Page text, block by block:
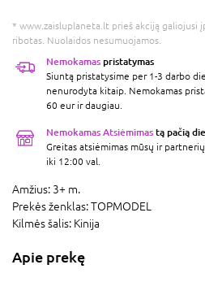
* www.zaisluplaneta.lt prieš akciją galiojusi
ribotas. Nuolaidos nesumuojamos.
Nemokamas pristatymas
Siuntą pristatysime per 1-3 darbo
nenurodyta kitaip. Nemokamas
60 eur ir daugiau.
Nemokamas Atsiėmimas tą pačią
Greitas atsiėmimas mūsų ir
iki 12:00 val.
Amžius: 3+ m.
Prekės ženklas:TOPMODEL
Kilmės šalis: Kinija
Apie prekę